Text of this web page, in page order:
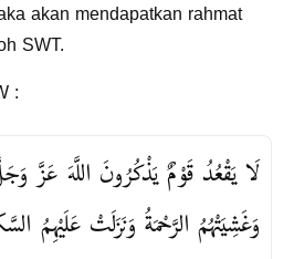
akan mendapatkan rahmat
SWT.
:
لَا يَقْعُدُ قَوْمٌ يَذْكُرُونَ اللَّهَ عَزَّ
وَغَشِيَتْهُمُ الرَّحْمَةُ وَنَزَلَتْ عَلَيْهِمُ